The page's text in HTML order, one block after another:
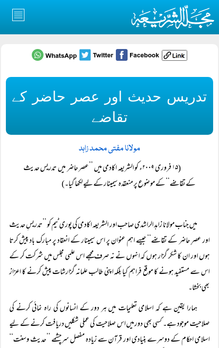
تدریس حدیث اور عصر حاضر کے
تقاضے
مولانا مفتی محمد زاہد
(۱۵ فروری ۲۰۰۹ء کو الشریعہ اکادمی میں ’’عصر حاضر میں تدریس حدیث
کے تقاضے‘‘ کے موضوع پر منعقدہ سیمینار کے لیے لکھا گیا۔)
میں جناب مولانا زاہد الراشدی صاحب اور الشریعہ اکادمی کی پوری ٹیم کو ’’تدریسِ حدیث
اور عصرِ حاضر کے تقاضے‘‘ جیسے اہم عنوان پر اس سیمینار کے انعقاد پر مبارک باد پیش کرتا
ہوں اور ان کا شکر گزار ہوں کہ انہوں نے نہ صرف مجھے اس علمی مجلس میں شرکت کر کے
اس سے مستفید ہونے کا موقع فراہم کیا بلکہ اپنی طالب علمانہ گزارشات پیش کرنے کا اعزاز
بھی بخشا۔
ہمارا یقین ہے کہ اسلامی تعلیمات میں ہر دور کے انسانوں کی راہ نمائی کرنے کی
صلاحیت موجود ہے۔ کسی بھی دورمیں اس صلاحیت کی عملی شکلیں دریافت کرنے کے لیے
اسلامی احکام کے دوسرے بنیادی اور قرآن سے زیادہ مفصل سرچشمے ’’حدیث وسنت‘‘